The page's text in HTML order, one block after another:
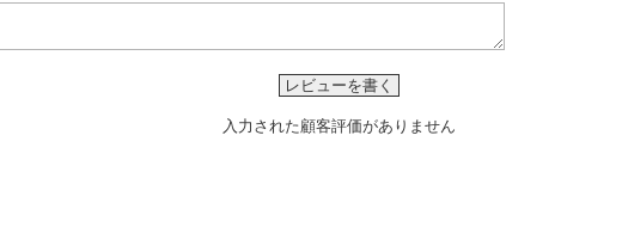
レビューを書く
入力された顧客評価がありません